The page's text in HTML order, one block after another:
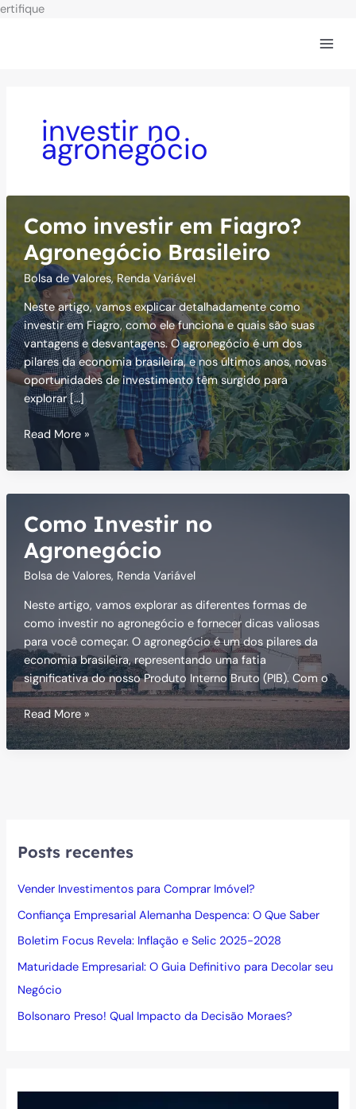
ertifiqueIr
investir no
agronegócio
Como investir em Fiagro?
Agronegócio Brasileiro
Bolsa de Valores,Renda Variável
Neste artigo, vamos explicar detalhadamente como
investir em Fiagro, como ele funciona e quais são suas
vantagens e desvantagens. O agronegócio é um dos
pilares da economia brasileira, e nos últimos anos, novas
oportunidades de investimento têm surgido para
explorar […]
Como
investir
em
Brasileiro
Read More »
Como Investir no
Agronegócio
Bolsa de Valores, Renda Variável
Neste artigo, vamos explorar as diferentes formas de
como investir no agronegócio e fornecer dicas valiosas
para você começar. O agronegócio é um dos pilares da
economia brasileira, representando uma fatia
significativa do nosso Produto Interno Bruto (PIB). Com o
Como
Investir
no
Read More »
Posts recentes
Vender Investimentos para Comprar Imóvel?
Confiança Empresarial Alemanha Despenca: O Que Saber
Boletim Focus Revela: Inflação e Selic 2025-2028
Maturidade Empresarial: O Guia Definitivo para Decolar seu
Negócio
Bolsonaro Preso! Qual Impacto da Decisão Moraes?